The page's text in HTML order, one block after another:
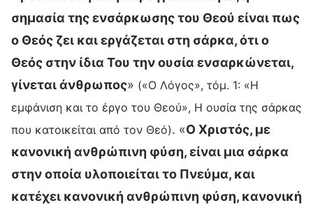
σημασία της ενσάρκωσης του Θεού είναι πως
ο Θεός ζει και εργάζεται στη σάρκα, ότι ο
Θεός στην ίδια Του την ουσία ενσαρκώνεται,
γίνεται άνθρωπος» («Ο Λόγος», τόμ. 1: «Η
εμφάνιση και το έργο του Θεού», Η ουσία της σάρκας
που κατοικείται από τον Θεό). «Ο Χριστός, με
κανονική ανθρώπινη φύση, είναι μια σάρκα
στην οποία υλοποιείται το Πνεύμα, και
κατέχει κανονική ανθρώπινη φύση, κανονική